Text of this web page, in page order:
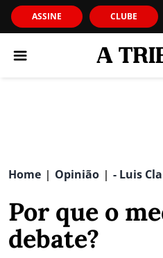
ASSINE CLUBE
Home | Opinião | - Luis
Por que o
debate?